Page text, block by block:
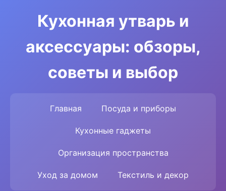
Кухонная утварь и
аксессуары: обзоры,
советы и выбор
Главная Посуда и приборы
Кухонные гаджеты
Организация пространства
Уход за домом Текстиль и декор